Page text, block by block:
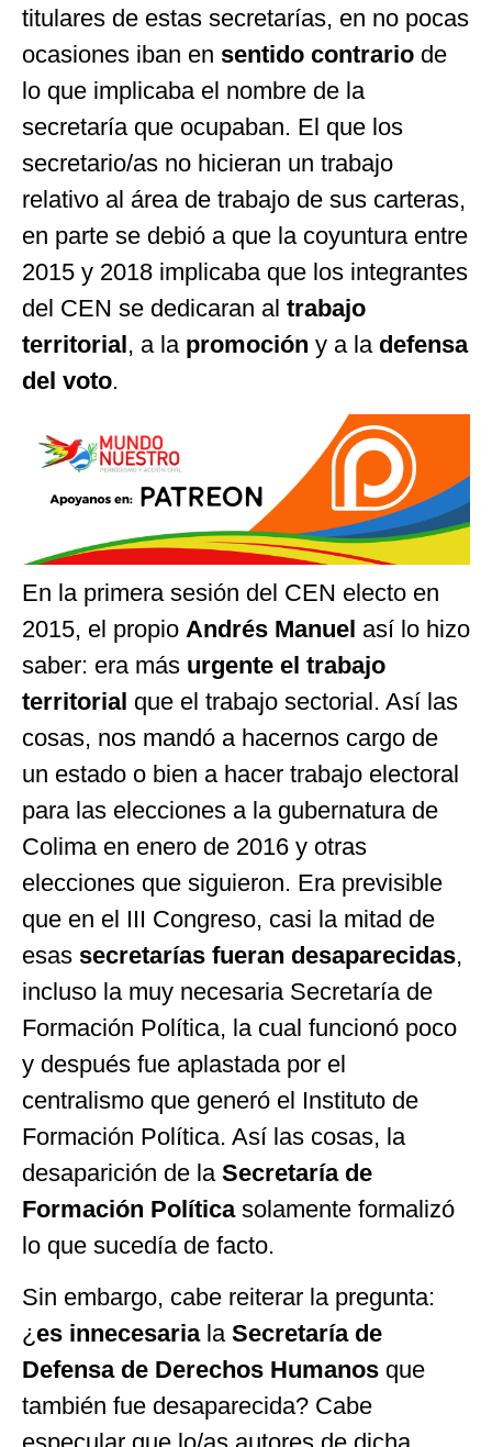
titulares de estas secretarías, en no pocas
ocasiones iban en sentido contrario de
lo que implicaba el nombre de la
secretaría que ocupaban. El que los
secretario/as no hicieran un trabajo
relativo al área de trabajo de sus carteras,
en parte se debió a que la coyuntura entre
2015 y 2018 implicaba que los integrantes
del CEN se dedicaran al trabajo
territorial, a la promoción y a la defensa
del voto.
En la primera sesión del CEN electo en
2015, el propio Andrés Manuel así lo hizo
saber: era más urgente el trabajo
territorial que el trabajo sectorial. Así las
cosas, nos mandó a hacernos cargo de
un estado o bien a hacer trabajo electoral
para las elecciones a la gubernatura de
Colima en enero de 2016 y otras
elecciones que siguieron. Era previsible
que en el III Congreso, casi la mitad de
esas secretarías fueran desaparecidas,
incluso la muy necesaria Secretaría de
Formación Política, la cual funcionó poco
y después fue aplastada por el
centralismo que generó el Instituto de
Formación Política. Así las cosas, la
desaparición de la Secretaría de
Formación Políticasolamente formalizó
lo que sucedía de facto.
Sin embargo, cabe reiterar la pregunta:
¿es innecesariala Secretaría de
Defensa de Derechos Humanos que
también fue desaparecida? Cabe